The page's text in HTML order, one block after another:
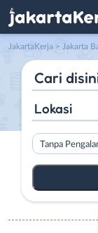
JakartaKerja > Jakarta
Lokasi
Tanpa